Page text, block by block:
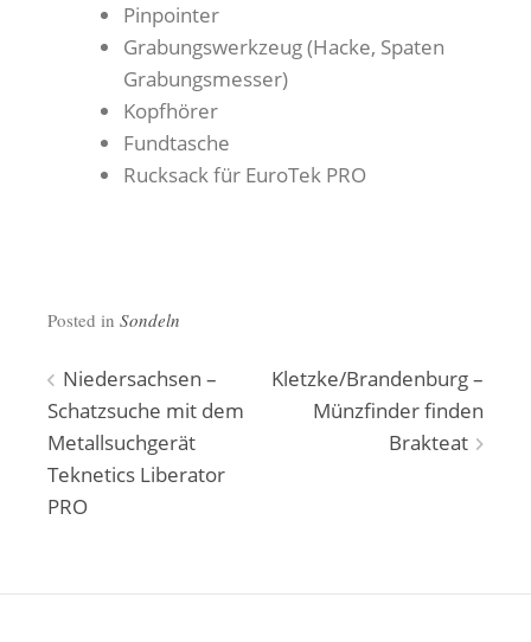
Pinpointer
Grabungswerkzeug (Hacke, Spaten
Grabungsmesser)
Kopfhörer
Fundtasche
Rucksack für EuroTek PRO
Posted in Sondeln
Beitragsnavigation
Niedersachsen –
Schatzsuche mit dem
Metallsuchgerät
Teknetics Liberator
PRO
Kletzke/Brandenburg –
Münzfinder finden
Brakteat